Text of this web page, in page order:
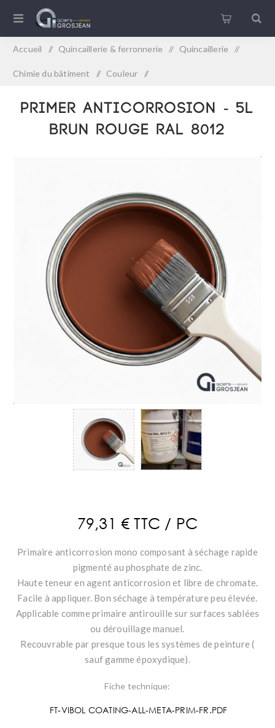
Accueil / Quincaillerie & ferronnerie / Quincaillerie /
Chimie du bâtiment / Couleur /
PRIMER ANTICORROSION - 5L
BRUN ROUGE RAL 8012
79,31 € TTC / PC
Primaire anticorrosion mono composant à séchage rapide
pigmenté au phosphate de zinc.
Haute teneur en agent anticorrosion et libre de chromate.
Facile à appliquer. Bon séchage à température peu élevée.
Applicable comme primaire antirouille sur surfaces sablées
ou dérouillage manuel.
Recouvrable par presque tous les systèmes de peinture (
sauf gamme époxydique).
Fiche technique:
FT-VIBOL COATING-ALL-META-PRIM-FR.PDF